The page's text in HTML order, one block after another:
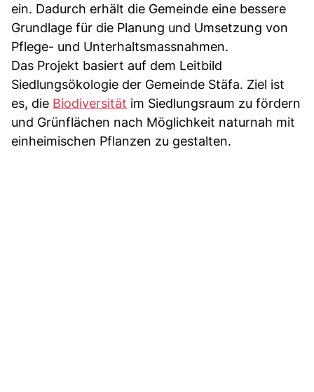
ein. Dadurch erhält die Gemeinde eine bessere
Grundlage für die Planung und Umsetzung von
Pflege- und Unterhaltsmassnahmen.
Das Projekt basiert auf dem Leitbild
Siedlungsökologie der Gemeinde Stäfa. Ziel ist
es, die Biodiversität im Siedlungsraum zu fördern
und Grünflächen nach Möglichkeit naturnah mit
einheimischen Pflanzen zu gestalten.